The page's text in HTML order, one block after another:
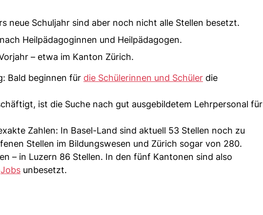
neue Schuljahr sind aber noch nicht alle Stellen besetzt.
Heilpädagoginnen und Heilpädagogen.
– etwa im Kanton Zürich.
Bald beginnen für die Schülerinnen und Schüler die
ist die Suche nach gut ausgebildetem Lehrpersonal für
Zahlen: In Basel-Land sind aktuell 53 Stellen noch zu
Stellen im Bildungswesen und Zürich sogar von 280.
– in Luzern 86 Stellen. In den fünf Kantonen sind also
Jobs unbesetzt.